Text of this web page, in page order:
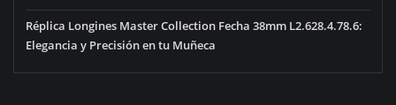
Réplica Longines Master Collection Fecha 38mm L2.628.4.78.6:
Elegancia y Precisión en tu Muñeca